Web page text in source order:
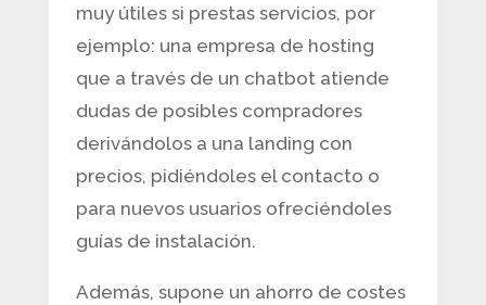
muy útiles si prestas servicios, por
ejemplo: una empresa de hosting
que a través de un chatbot atiende
dudas de posibles compradores
derivándolos a una landing con
precios, pidiéndoles el contacto o
para nuevos usuarios ofreciéndoles
guías de instalación.
Además, supone un ahorro de costes